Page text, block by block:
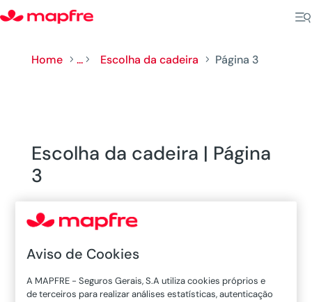
Home 5 ... 5 Escolha da cadeira 5 Página 3
Escolha da cadeira | Página
3
Aviso de Cookies
A MAPFRE - Seguros Gerais, S.A utiliza cookies próprios e
de terceiros para realizar análises estatísticas, autenticação